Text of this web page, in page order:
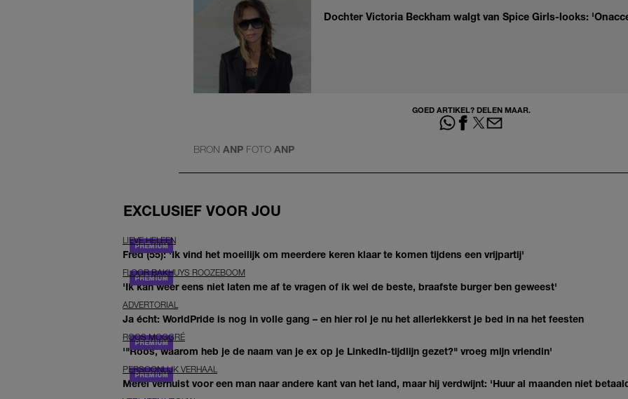
Dochter Victoria Beckham walgt van Spice Girls-looks:
GOED ARTIKEL? DELEN MAAR.
BRON ANP FOTO ANP
EXCLUSIEF VOOR JOU
LIEVE HELEEN
Fred (55): 'Ik vind het moeilijk om meerdere keren klaar te komen tijdens een vrijpartij'
FLOOR BAKHUYS ROOZEBOOM
'Ik kan weer eens niet laten me af te vragen of ik wel de beste, braafste burger ben geweest'
ADVERTORIAL
Ja écht: WorldPride is nog in volle gang – en hier rol je nu het allerlekkerst je bed in na het feesten
ROOS MOGGRÉ
'"Roos, waarom heb je de naam van je ex op je LinkedIn-tijdlijn gezet?" vroeg mijn vriendin'
PERSOONLIJK VERHAAL
Merel verhuist voor een man naar andere kant van het land, maar hij verdwijnt: 'Huur al maanden niet